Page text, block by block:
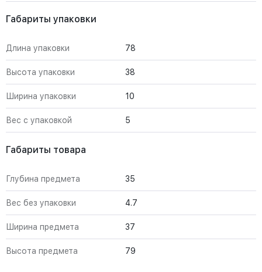
Габариты упаковки
Длина упаковки 78
Высота упаковки 38
Ширина упаковки 10
Вес с упаковкой 5
Габариты товара
Глубина предмета 35
Вес без упаковки 4.7
Ширина предмета 37
Высота предмета 79